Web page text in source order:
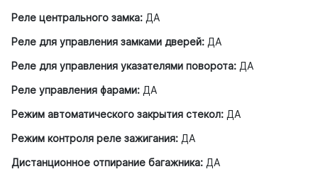
Реле центрального замка: ДА
Реле для управления замками дверей: ДА
Реле для управления указателями поворота: ДА
Реле управления фарами: ДА
Режим автоматического закрытия стекол: ДА
Режим контроля реле зажигания: ДА
Дистанционное отпирание багажника: ДА